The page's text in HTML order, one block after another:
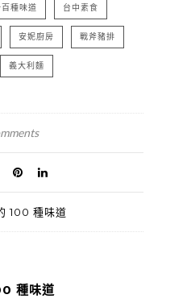
種味道 台中素食
安妮廚房 戰斧豬排
義大利麵
100 種味道
種味道